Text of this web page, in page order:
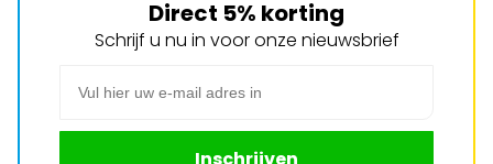
Direct 5% korting
Schrijf u nu in voor onze nieuwsbrief